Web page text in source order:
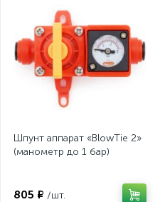
Шпунт аппарат «BlowTie 2»
(манометр до 1 бар)
805 ₽ /шт.